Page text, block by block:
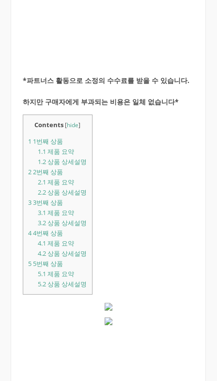
*파트너스 활동으로 소정의 수수료를 받을 수 있습니다.
하지만 구매자에게 부과되는 비용은 일체 없습니다*
Contents [hide]
1 1번째 상품
1.1 제품 요약
1.2상품 상세설명
22번째 상품
2.1 제품 요약
2.2상품 상세설명
33번째 상품
3.1 제품 요약
3.2상품 상세설명
44번째 상품
4.1 제품 요약
4.2상품 상세설명
55번째 상품
5.1 제품 요약
5.2상품 상세설명